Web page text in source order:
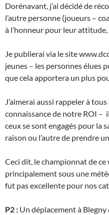
Dorénavant, j’ai décidé de
l’autre personne (joueurs –
à l’honneur pour leur
Je publierai via le site
jeunes – les personnes élues
que cela apportera un plus
J’aimerai aussi rappeler à
connaissance de notre ROI –
ceux se sont engagés pour la
raison ou l’autre de prendre
Ceci dit, le championnat de
principalement sous une
fut pas excellente pour nos
P2 : Un déplacement à